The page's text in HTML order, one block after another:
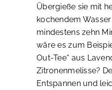
Übergieße sie mit
kochendem
mindestens zehn
wäre es zum
Out-Tee“ aus
Zitronenmelisse?
Entspannen und